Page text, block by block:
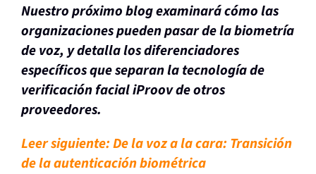
Nuestro próximo blog examinará cómo las
organizaciones pueden pasar de la biometría
de voz, y detalla los diferenciadores
específicos que separan la tecnología de
verificación facial iProov de otros
proveedores.
Leer siguiente: De la voz a la cara: Transición
de la autenticación biométrica